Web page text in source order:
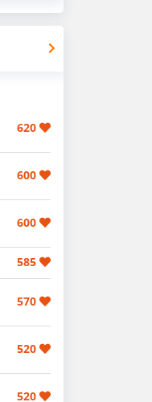
620
600
600
585
570
520
520